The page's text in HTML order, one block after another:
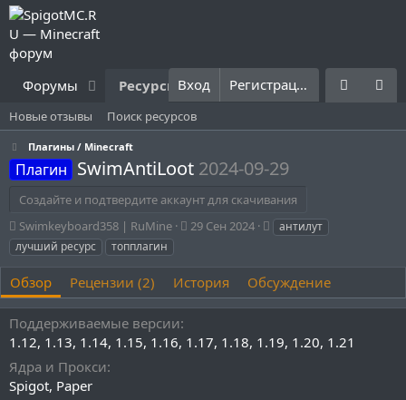
Форумы Ресурсы Что нового? Правила
Вход Регистрация
Новые отзывы Поиск ресурсов
Плагины / Minecraft
Плагин SwimAntiLoot 2024-09-29
Создайте и подтвердите аккаунт для скачивания
А
в
т
о
р
Swimkeyboard358 | RuMine
Д
с
о
д
29 Сен 2024
Т антилут
лучший ресурс
топплагин
Обзор Рецензии (2) История Обсуждение
Поддерживаемые версии
1.12 1.13 1.14 1.15 1.16 1.17 1.18 1.19 1.20 1.21
Ядра и Прокси
Spigot Paper